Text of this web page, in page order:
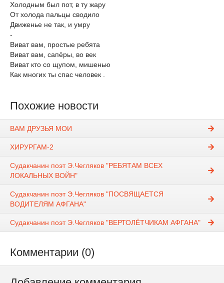
Холодным был пот, в ту жару
От холода пальцы сводило
Движенье не так, и умру
-
Виват вам, простые ребята
Виват вам, сапёры, во век
Виват кто со щупом, мишенью
Как многих ты спас человек .
Похожие новости
ВАМ ДРУЗЬЯ МОИ
ХИРУРГАМ-2
Судакчанин поэт Э.Чегляков "РЕБЯТАМ ВСЕХ
ЛОКАЛЬНЫХ ВОЙН"
Судакчанин поэт Э.Чегляков "ПОСВЯЩАЕТСЯ
ВОДИТЕЛЯМ АФГАНА"
Судакчанин поэт Э.Чегляков "ВЕРТОЛЁТЧИКАМ АФГАНА"
Комментарии (0)